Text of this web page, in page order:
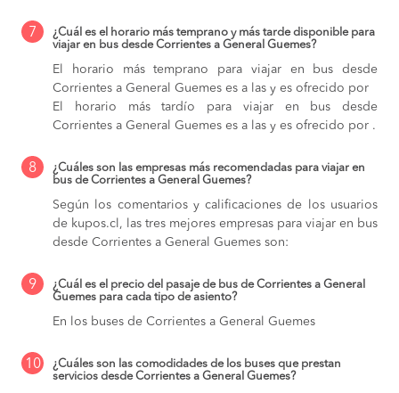
7
¿Cuál es el horario más temprano y más tarde disponible para
viajar en bus desde Corrientes a General Guemes?
El horario más temprano para viajar en bus desde
Corrientes a General Guemes es a las y es ofrecido por
El horario más tardío para viajar en bus desde
Corrientes a General Guemes es a las y es ofrecido por .
8
¿Cuáles son las empresas más recomendadas para viajar en
bus de Corrientes a General Guemes?
Según los comentarios y calificaciones de los usuarios
de kupos.cl, las tres mejores empresas para viajar en bus
desde Corrientes a General Guemes son:
9
¿Cuál es el precio del pasaje de bus de Corrientes a General
Guemes para cada tipo de asiento?
En los buses de Corrientes a General Guemes
10
¿Cuáles son las comodidades de los buses que prestan
servicios desde Corrientes a General Guemes?